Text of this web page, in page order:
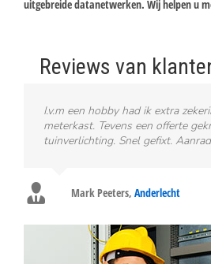
uitgebreide datanetwerken. Wij helpen u
Reviews van
I.v.m een hobby had ik extra
meterkast. Tevens een offerte
tuinverlichting. Snel gefixt.
Mark Peeters, Anderlecht